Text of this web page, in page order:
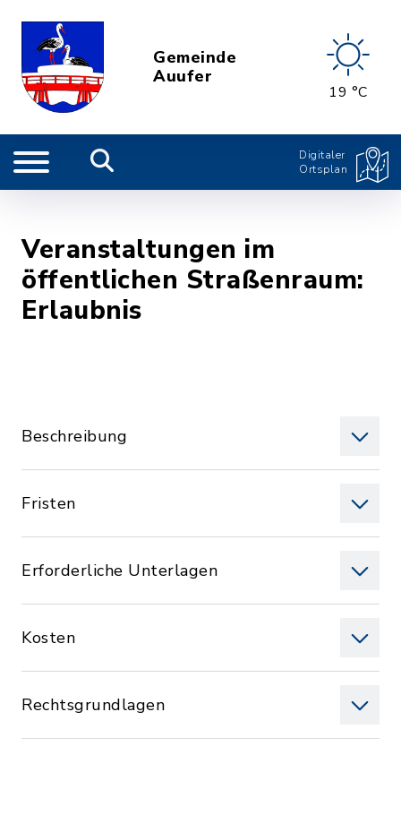
Gemeinde
Auufer
19 °C
Digitaler
Ortsplan
Veranstaltungen im
öffentlichen Straßenraum:
Erlaubnis
Beschreibung
Fristen
Erforderliche Unterlagen
Kosten
Rechtsgrundlagen